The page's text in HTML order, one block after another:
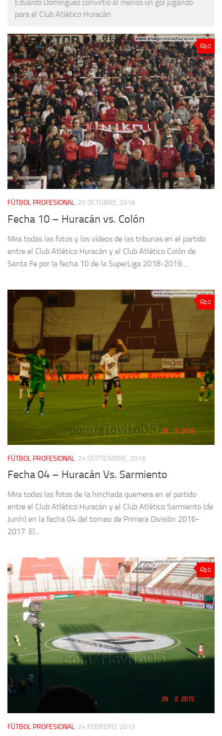
Eduardo Domínguez convirtió al menos un gol jugando
para el Club Atlético Huracán.
0
FÚTBOL PROFESIONAL 26 OCTUBRE, 2018
Fecha 10 – Huracán vs. Colón
Mira todas las fotos y los vídeos de las tribunas en el partido
entre el Club Atlético Huracán y el Club Atlético Colón de
Santa Fe por la fecha 10 de la SuperLiga 2018-2019....
0
FÚTBOL PROFESIONAL 24 SEPTIEMBRE, 2016
Fecha 04 – Huracán Vs. Sarmiento
Mira todas las fotos de la hinchada quemera en el partido
entre el Club Atlético Huracán y el Club Atlético Sarmiento (de
Junín) en la fecha 04 del torneo de Primera División 2016-
2017. El...
0
FÚTBOL PROFESIONAL 24 FEBRERO, 2015